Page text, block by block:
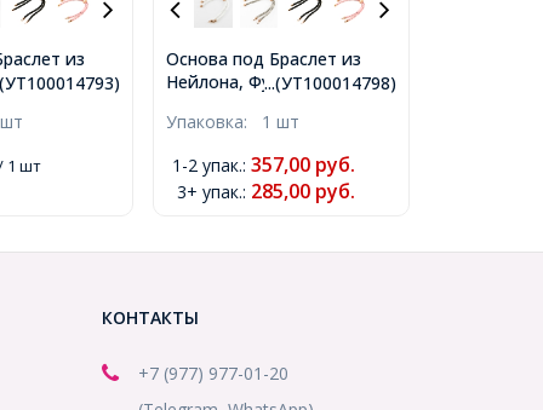
из
из
Длина
1 шт
...(УТ100014798)
Основа под Браслет из
Нейлона, Фурнитура из
Цвет: Индиго, Длина 21см,
Толщина 3мм, Отв 2.5мм,
(УТ100014798)
Упаковка: 1 шт
1-2 упак.: 357,00 руб.
3+ упак.: 285,00 руб.
КОНТАКТЫ
+7 (977) 977-01-20